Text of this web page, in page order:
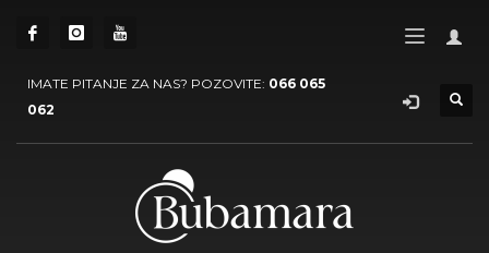
IMATE PITANJE ZA NAS? POZOVITE: 066 065
062